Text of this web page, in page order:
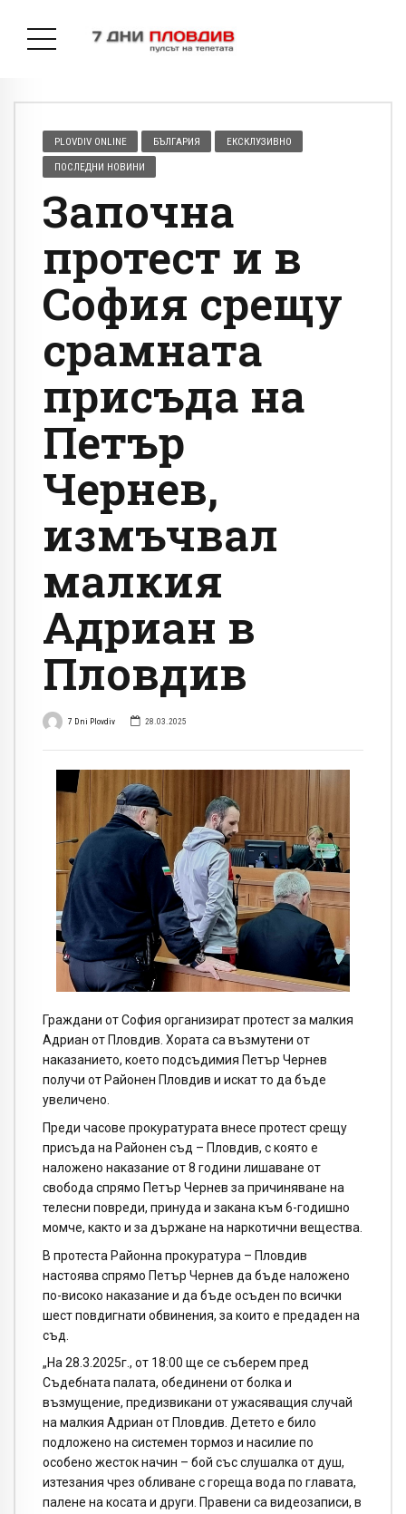
PLOVDIV ONLINE БЪЛГАРИЯ ЕКСКЛУЗИВНО
ПОСЛЕДНИ НОВИНИ
Започна
протест и в
София срещу
срамната
присъда на
Петър
Чернев,
измъчвал
малкия
Адриан в
Пловдив
7 Dni Plovdiv 28.03.2025
Граждани от София организират протест за малкия
Адриан от Пловдив. Хората са възмутени от
наказанието, което подсъдимия Петър Чернев
получи от Районен Пловдив и искат то да бъде
увеличено.
Преди часове прокуратурата внесе протест срещу
присъда на Районен съд – Пловдив, с която е
наложено наказание от 8 години лишаване от
свобода спрямо Петър Чернев за причиняване на
телесни повреди, принуда и закана към 6-годишно
момче, както и за държане на наркотични вещества.
В протеста Районна прокуратура – Пловдив
настоява спрямо Петър Чернев да бъде наложено
по-високо наказание и да бъде осъден по всички
шест повдигнати обвинения, за които е предаден на
съд.
„На 28.3.2025г., от 18:00 ще се съберем пред
Съдебната палата, обединени от болка и
възмущение, предизвикани от ужасяващия случай
на малкия Адриан от Пловдив. Детето е било
подложено на системен тормоз и насилие по
особено жесток начин – бой със слушалка от душ,
изтезания чрез обливане с гореща вода по главата,
палене на косата и други. Правени са видеозаписи, в